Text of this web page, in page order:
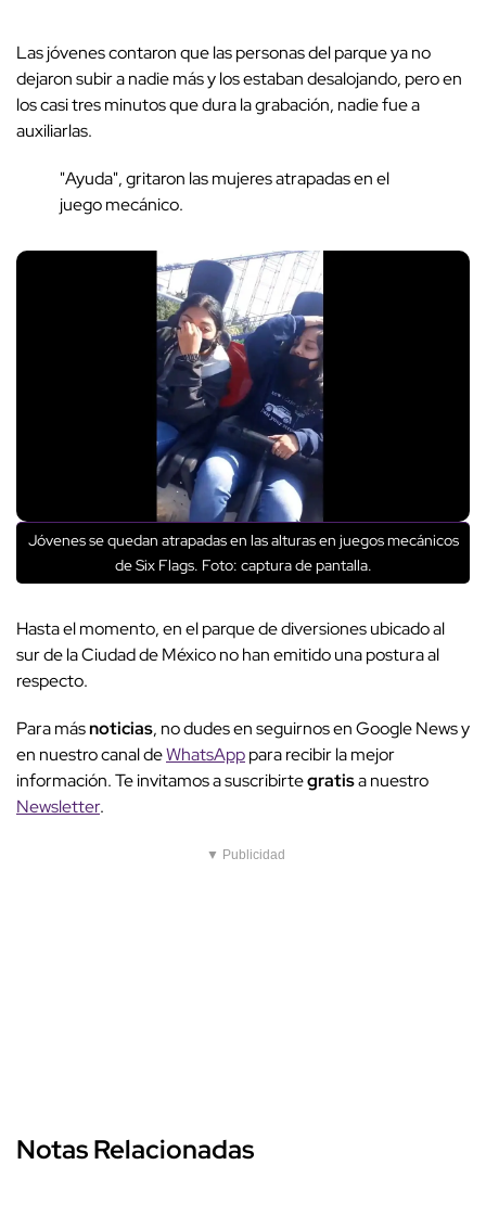
Las jóvenes contaron que las personas del parque ya no
dejaron subir a nadie más y los estaban desalojando, pero en
los casi tres minutos que dura la grabación, nadie fue a
auxiliarlas.
"Ayuda", gritaron las mujeres atrapadas en el
juego mecánico.
Jóvenes se quedan atrapadas en las alturas en juegos mecánicos
de Six Flags. Foto: captura de pantalla.
Hasta el momento, en el parque de diversiones ubicado al
sur de la Ciudad de México no han emitido una postura al
respecto.
Para másnoticias, no dudes en seguirnos en Google News y
en nuestro canal deWhatsApppara recibir la mejor
información. Te invitamos a suscribirtegratisa nuestro
Newsletter.
▼ Publicidad
Notas Relacionadas